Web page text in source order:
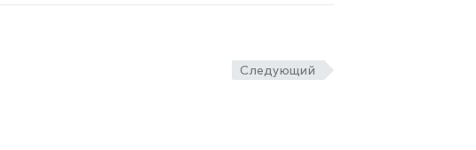
Следующий